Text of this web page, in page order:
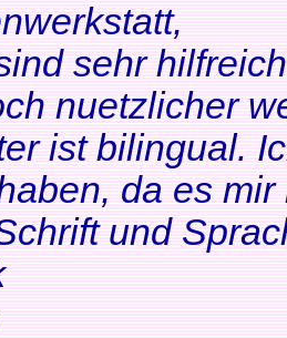
sehr
nuetzlicher
ist bilingual.
da es
und